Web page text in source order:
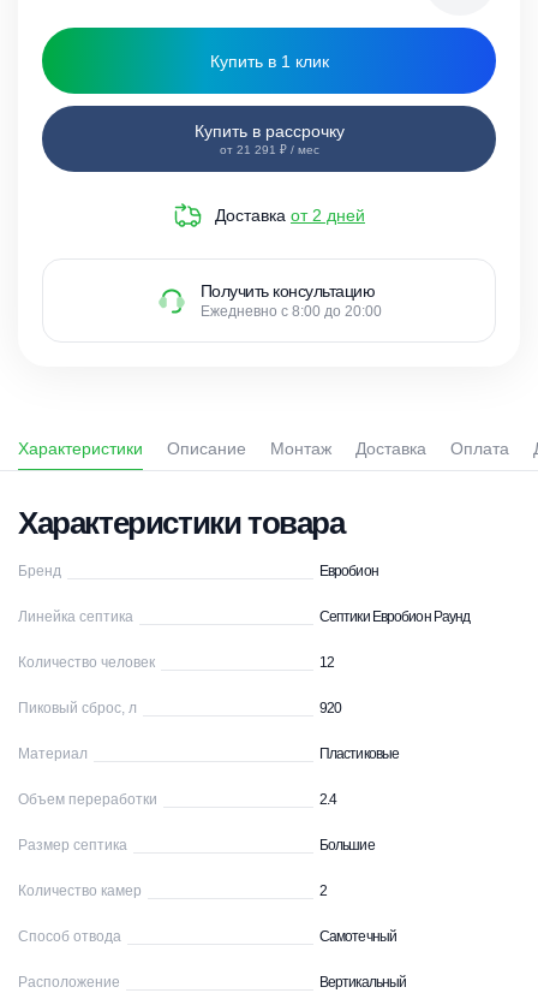
Купить в 1 клик
Купить в рассрочку
от 21 291 ₽ / мес
Доставка от 2 дней
Получить консультацию
Ежедневно с 8:00 до 20:00
Характеристики Описание Монтаж Доставка Оплата
Характеристики товара
Бренд Евробион
Линейка септика Септики Евробион Раунд
Количество человек 12
Пиковый сброс, л 920
Материал Пластиковые
Объем переработки 2.4
Размер септика Большие
Количество камер 2
Способ отвода Самотечный
Расположение Вертикальный